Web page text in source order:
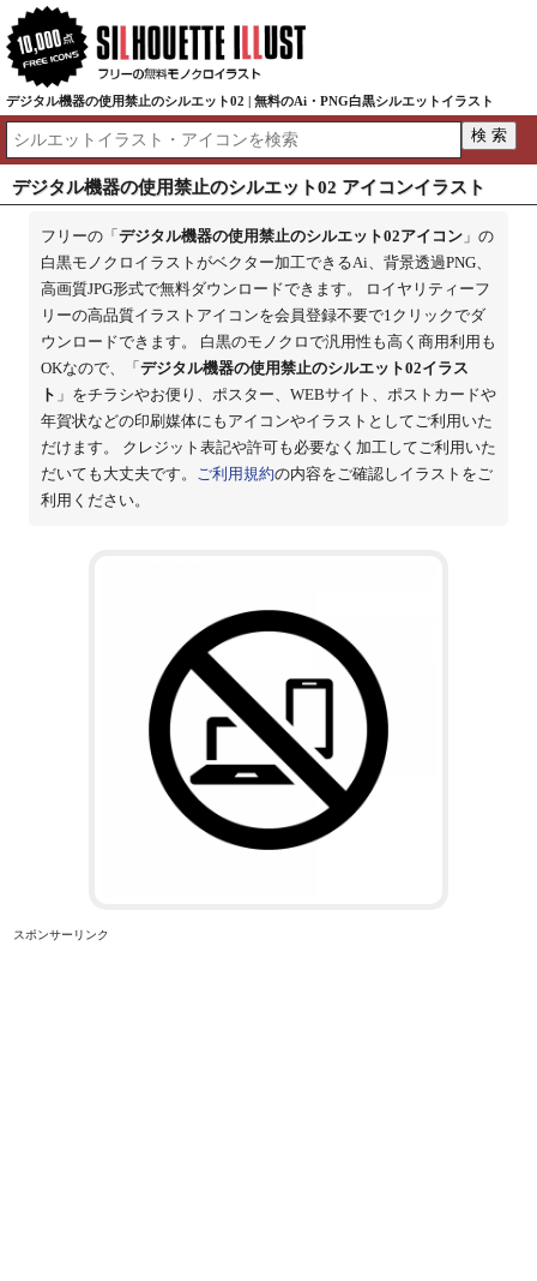
デジタル機器の使用禁止のシルエット02 | 無料のAi・PNG白黒シルエットイラスト
デジタル機器の使用禁止のシルエット02 アイコンイラスト
フリーの「 デジタル機器の使用禁止のシルエット02アイコン」の
白黒モノクロイラストがベクター加工できるAi、背景透過PNG、
高画質JPG形式で無料ダウンロードできます。 ロイヤリティーフ
リーの高品質イラストアイコンを会員登録不要で1クリックでダ
ウンロードできます。 白黒のモノクロで汎用性も高く商用利用も
OKなので、「 デジタル機器の使用禁止のシルエット02イラス
ト 」をチラシやお便り、ポスター、WEBサイト、ポストカードや
年賀状などの印刷媒体にもアイコンやイラストとしてご利用いた
だけます。 クレジット表記や許可も必要なく加工してご利用いた
だいても大丈夫です。 ご利用規約の内容をご確認しイラストをご
利用ください。
スポンサーリンク